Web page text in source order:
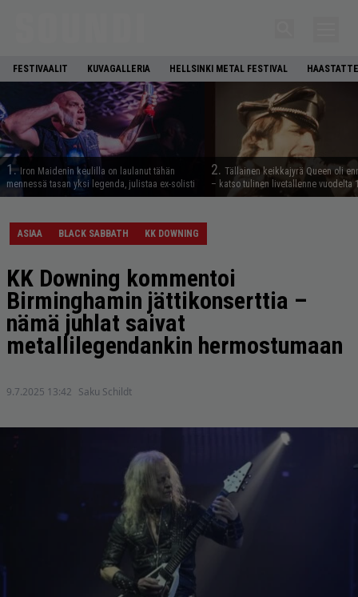
FESTIVAALIT KUVAGALLERIA HELLSINKI METAL FESTIVAL
1. Iron Maidenin keulilla on laulanut tähän
mennessä tasan yksi legenda, julistaa ex-solisti
2. Tällainen keikkajyrä Queen oli
– katso tulinen livetallenne vuodelta
ASIAA BLACK SABBATH KK DOWNING
KK Downing kommentoi
Birminghamin jättikonserttia –
nämä juhlat saivat
metallilegendankin hermostumaan
9.7.2025 13:42 Saku Schildt